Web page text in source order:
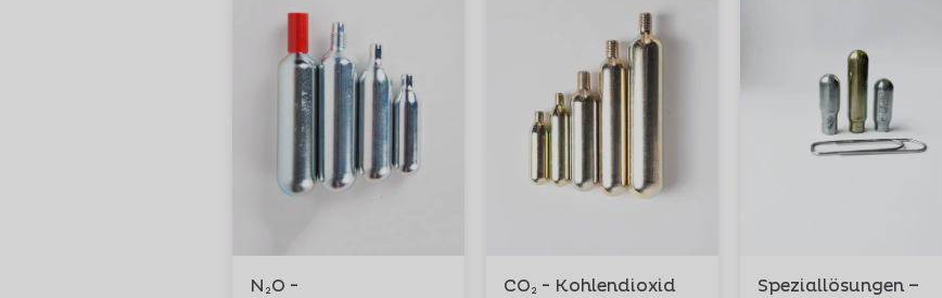
N₂O -
CO₂ - Kohlendioxid
Speziallösungen –